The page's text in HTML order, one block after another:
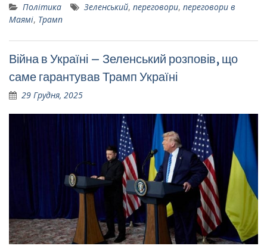
Політика Зеленський, переговори, переговори в
Маямі, Трамп
Війна в Україні – Зеленський розповів, що
саме гарантував Трамп Україні
29 Грудня, 2025